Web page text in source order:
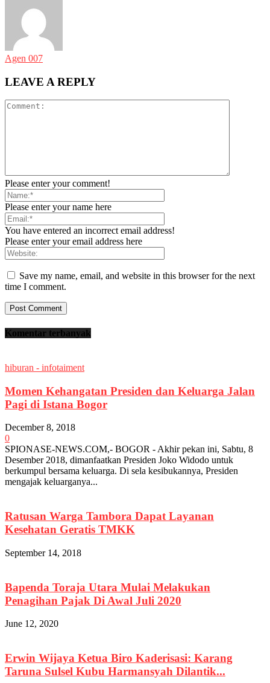
Agen 007
LEAVE A REPLY
Please enter your comment!
Please enter your name here
You have entered an incorrect email address!
Please enter your email address here
Save my name, email, and website in this browser for the next
time I comment.
Komentar terbanyak
hiburan - infotaiment
Momen Kehangatan Presiden dan Keluarga Jalan
Pagi di Istana Bogor
December 8, 2018
0
SPIONASE-NEWS.COM,- BOGOR - Akhir pekan ini, Sabtu, 8
Desember 2018, dimanfaatkan Presiden Joko Widodo untuk
berkumpul bersama keluarga. Di sela kesibukannya, Presiden
mengajak keluarganya...
Ratusan Warga Tambora Dapat Layanan
Kesehatan Geratis TMKK
September 14, 2018
Bapenda Toraja Utara Mulai Melakukan
Penagihan Pajak Di Awal Juli 2020
June 12, 2020
Erwin Wijaya Ketua Biro Kaderisasi: Karang
Taruna Sulsel Kubu Harmansyah Dilantik...